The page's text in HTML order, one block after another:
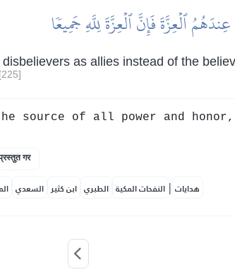
ٱلۡعِزَّةَ فَإِنَّ ٱلۡعِزَّةَ لِلَّهِ جَمِيعٗا
as allies instead of the
[225]
source of all power and
गर
السعدي ابن كثير الطبري النفحات المكية | هدايات